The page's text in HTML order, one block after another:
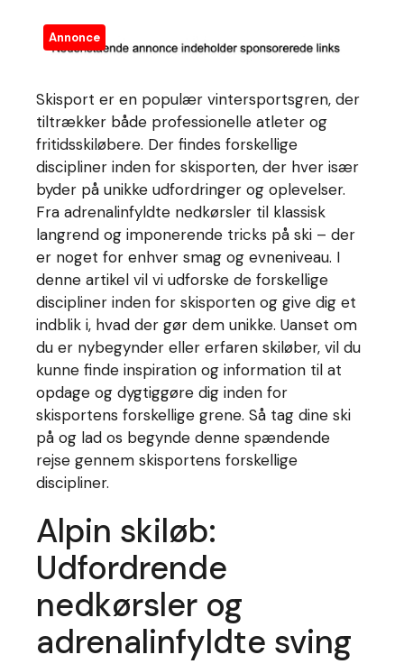
Annonce
Skisport er en populær vintersportsgren, der
tiltrækker både professionelle atleter og
fritidsskiløbere. Der findes forskellige
discipliner inden for skisporten, der hver især
byder på unikke udfordringer og oplevelser.
Fra adrenalinfyldte nedkørsler til klassisk
langrend og imponerende tricks på ski – der
er noget for enhver smag og evneniveau. I
denne artikel vil vi udforske de forskellige
discipliner inden for skisporten og give dig et
indblik i, hvad der gør dem unikke. Uanset om
du er nybegynder eller erfaren skiløber, vil du
kunne finde inspiration og information til at
opdage og dygtiggøre dig inden for
skisportens forskellige grene. Så tag dine ski
på og lad os begynde denne spændende
rejse gennem skisportens forskellige
discipliner.
Alpin skiløb:
Udfordrende
nedkørsler og
adrenalinfyldte sving